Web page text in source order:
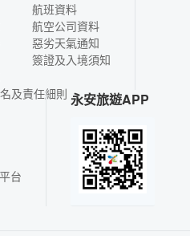
航班資料
航空公司資料
惡劣天氣通知
簽證及入境須知
及責任細則
台
永安旅遊APP